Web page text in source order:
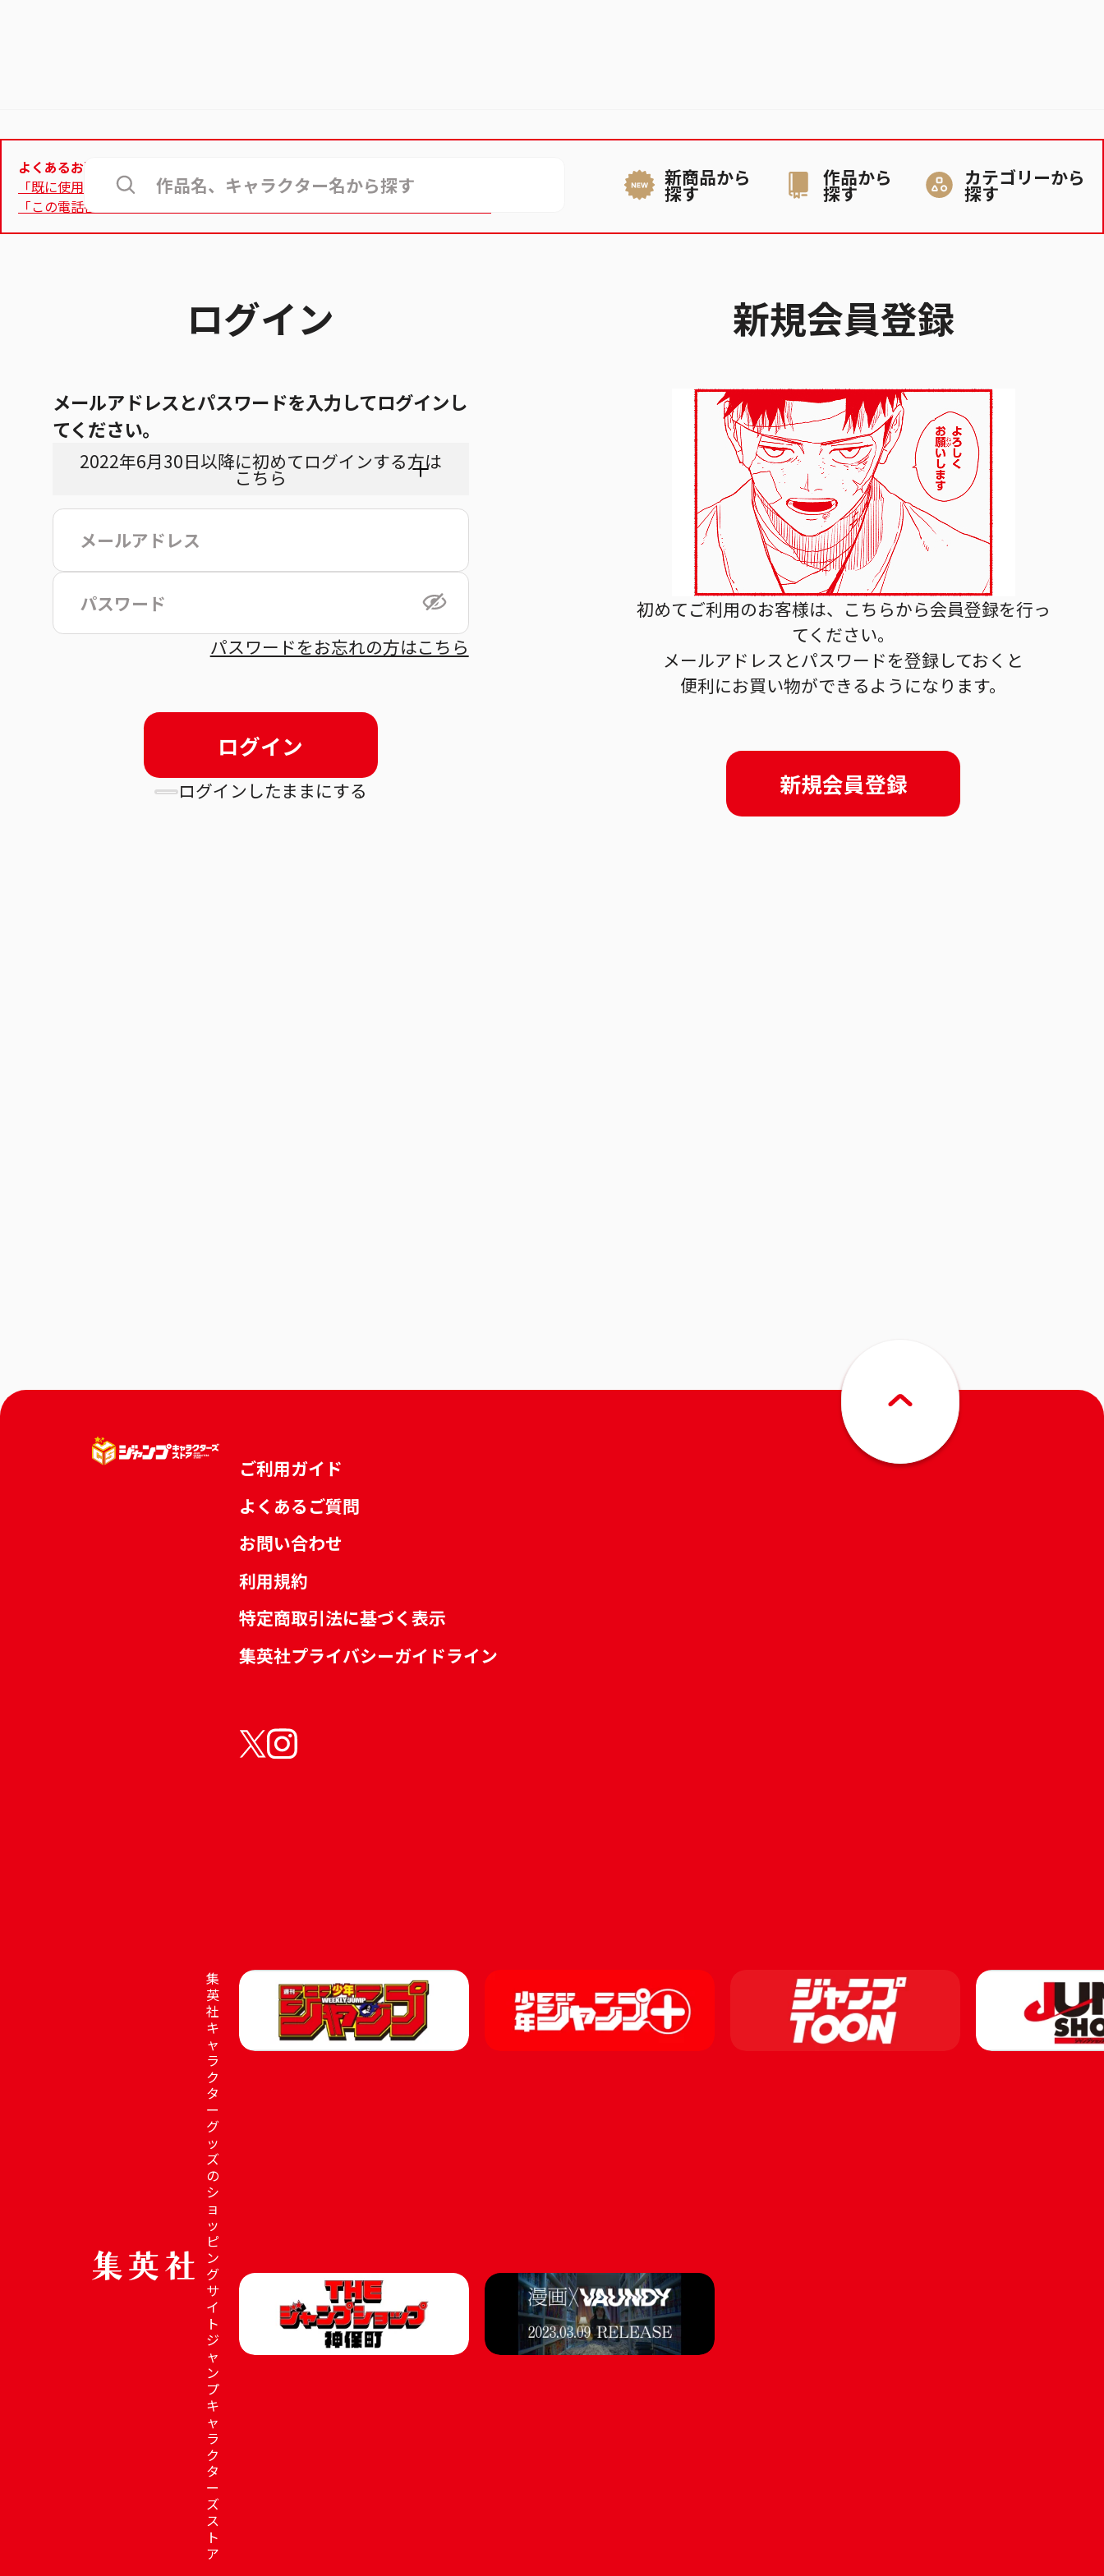
新商品から
探す
作品から
探す
カテゴリーから
探す
よくあるお問合せ
「既に使用されているメールアドレス」と表示されて登録ができない
「この電話番号は使用できません」と表示され、認証用電話番号が登録できない
ログイン
メールアドレスとパスワードを入力してログインし
てください。
2022年6月30日以降に初めてログインする方は
こちら
利用規
パスワードをお忘れの方はこちら
ログイン
ログインしたままにする
新規会員登録
初めてご利用のお客様は、こちらから会員登録を行っ
てください。
メールアドレスとパスワードを登録しておくと
便利にお買い物ができるようになります。
新規会員登録
ご利用ガイド
よくあるご質問
お問い合わせ
利用規約
特定商取引法に基づく表示
集英社プライバシーガイドライン
集
英
社
キ
ャ
ラ
ク
タ
ー
グ
ッ
ズ
の
シ
ョ
ッ
ピ
ン
グ
サ
イ
ト
ジ
ャ
ン
プ
キ
ャ
ラ
ク
タ
ー
ズ
ス
ト
ア